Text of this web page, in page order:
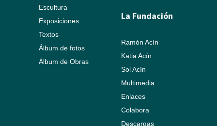
Escultura
Exposiciones
Textos
Álbum de fotos
Álbum de Obras
La Fundación
Ramón Acín
Katia Acín
Sol Acín
Multimedia
Enlaces
Colabora
Descargas